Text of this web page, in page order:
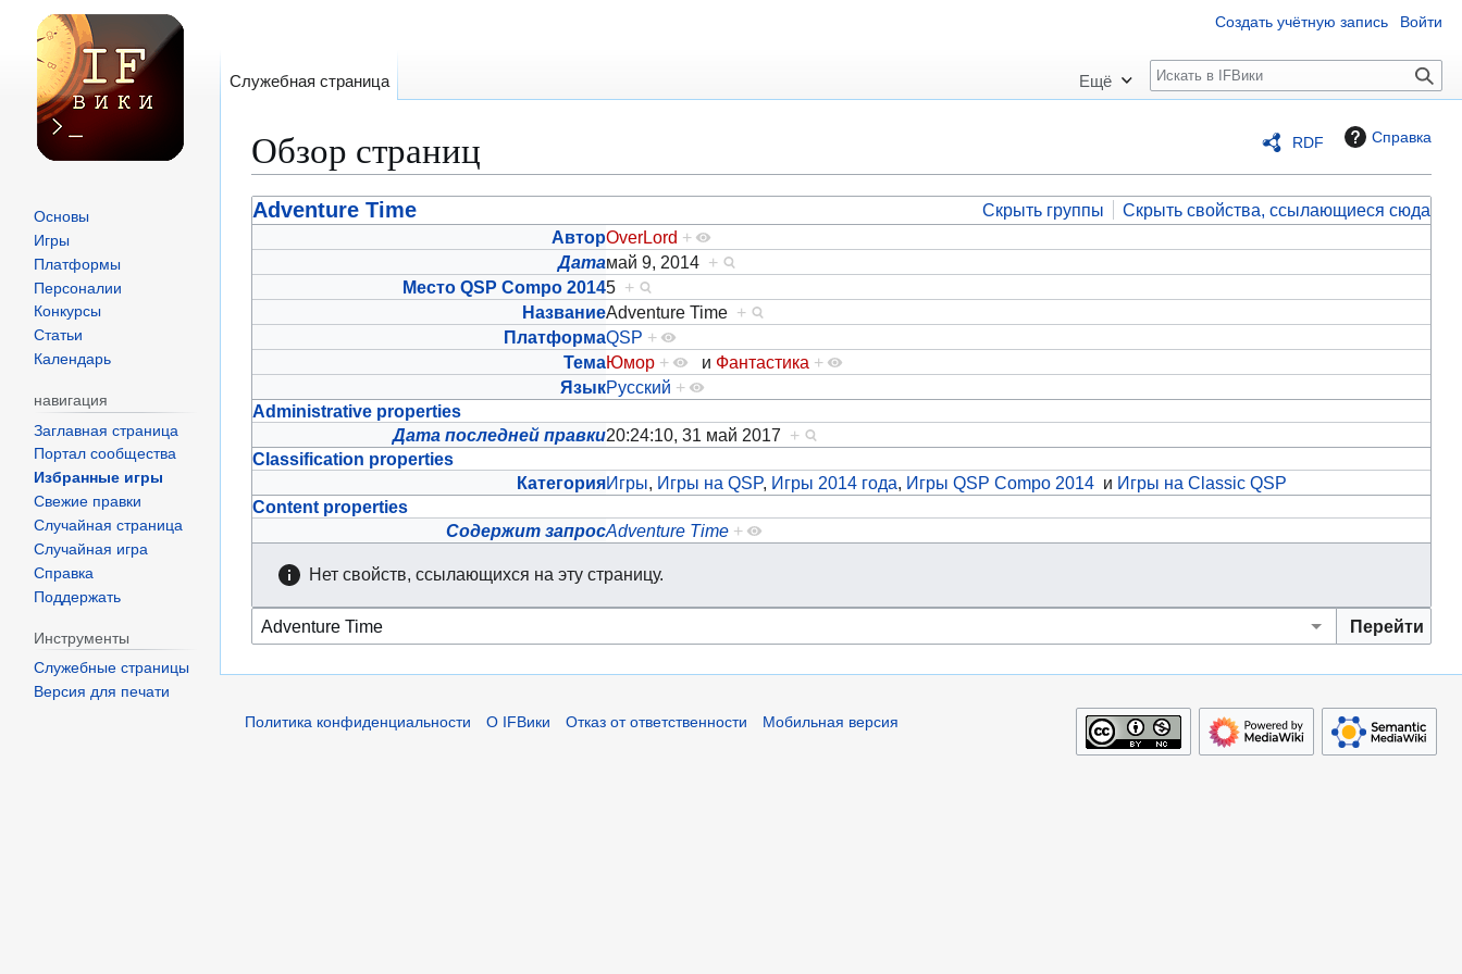
RDF Справка
Обзор страниц
Перейти
Перейти
Adventure Time Скрыть группы
Скрыть свойства, ссылающиеся сюда
АвторOverLord +
Датамай 9, 2014 +
Место QSP Compo 20145 +
НазваниеAdventure Time +
ПлатформаQSP +
ТемаЮмор + и Фантастика +
ЯзыкРусский +
Administrative properties
Дата последней правки20:24:10, 31 май 2017 +
Classification properties
КатегорияИгры, Игры на QSP, Игры 2014 года, Игры QSP Compo 2014 и Игры на Classic QSP
Content properties
Содержит запросAdventure Time +
Нет свойств, ссылающихся на эту страницу.
Создать учётную запись Войти
Служебная страница Ещё
П
о
к
Основы
Игры
Платформы
Персоналии
Конкурсы
Статьи
Календарь
навигация
Заглавная страница
Портал сообщества
Избранные игры
Свежие правки
Случайная страница
Случайная игра
Справка
Поддержать
Инструменты
Служебные страницы
Версия для печати
Политика конфиденциальности
О IFВики Отказ от ответственности Мобильная версия